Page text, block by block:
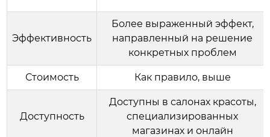
Эффективность
Более выраженный эффект,
направленный на решение
конкретных проблем
Стоимость Как правило, выше
Доступность
Доступны в салонах красоты,
специализированных
магазинах и онлайн